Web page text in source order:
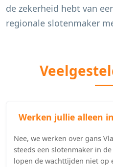
de zekerheid hebt van
regionale slotenmaker
Werken jullie alleen
Nee, we werken over gans
steeds een slotenmaker in
lopen de wachttijden niet op